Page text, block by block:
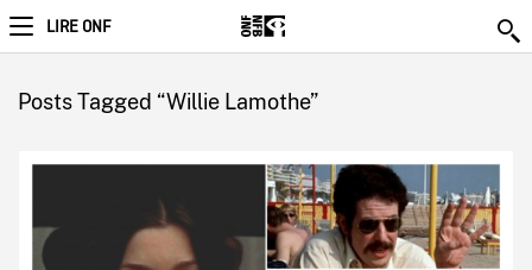
LIRE ONF
Posts Tagged “Willie Lamothe”